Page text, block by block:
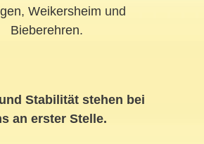
, Weikersheim und
Bieberehren.
Stabilität stehen bei
an erster Stelle.